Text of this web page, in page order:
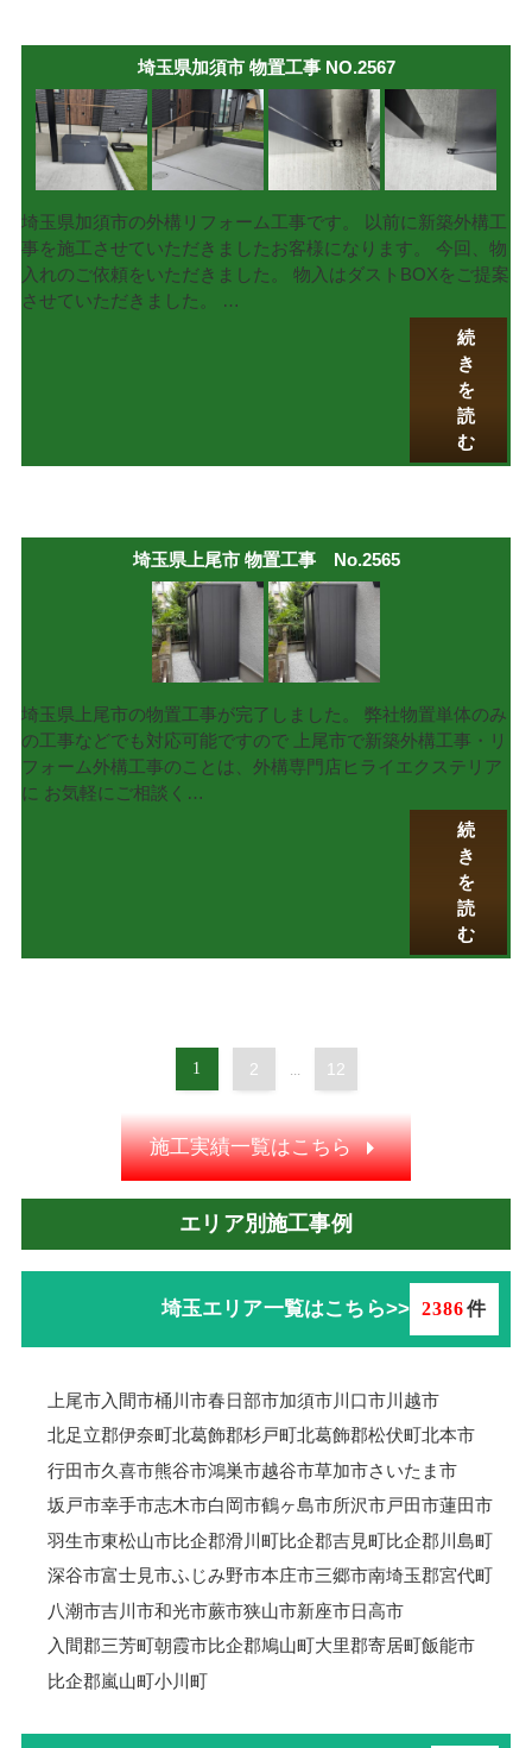
埼玉県加須市 物置工事 NO.2567
埼玉県加須市の外構リフォーム工事です。 以前に新築外構工
事を施工させていただきましたお客様になります。 今回、物
入れのご依頼をいただきました。 物入はダストBOXをご提案
させていただきました。 …
続
き
を
読
む
埼玉県上尾市 物置工事 No.2565
埼玉県上尾市の物置工事が完了しました。 弊社物置単体のみ
の工事などでも対応可能ですので 上尾市で新築外構工事・リ
フォーム外構工事のことは、外構専門店ヒライエクステリア
に お気軽にご相談く…
続
き
を
読
む
1 2 12
施工実績一覧はこちら
エリア別施工事例
埼玉エリア一覧はこちら>> 2386件
上尾市入間市桶川市春日部市加須市川口市川越市
北足立郡伊奈町北葛飾郡杉戸町北葛飾郡松伏町北本市
行田市久喜市熊谷市鴻巣市越谷市草加市さいたま市
坂戸市幸手市志木市白岡市鶴ヶ島市所沢市戸田市蓮田市
羽生市東松山市比企郡滑川町比企郡吉見町比企郡川島町
深谷市富士見市ふじみ野市本庄市三郷市南埼玉郡宮代町
八潮市吉川市和光市蕨市狭山市新座市日高市
入間郡三芳町朝霞市比企郡鳩山町大里郡寄居町飯能市
比企郡嵐山町小川町